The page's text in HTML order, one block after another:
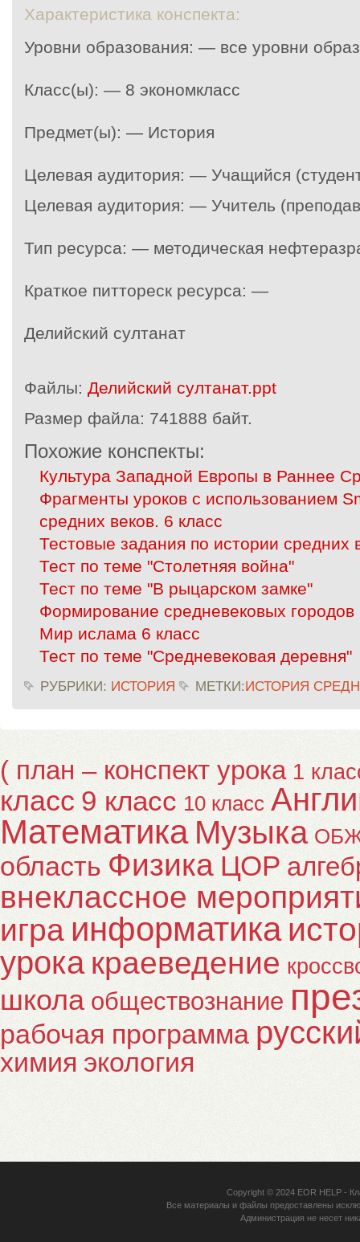
Характеристика конспекта:
Уровни образования: — все уровни
Класс(ы): — 8 экономкласс
Предмет(ы): — История
Целевая аудитория: — Учащийся
Целевая аудитория: — Учитель
Тип ресурса: — методическая
Краткое питтореск ресурса: —
Делийский султанат
Файлы: Делийский султанат.ppt
Размер файла: 741888 байт.
Похожие конспекты:
Культура Западной Европы в Раннее
Фрагменты уроков с использованием
средних веков. 6 класс
Тестовые задания по истории средних
Тест по теме "Столетняя война"
Тест по теме "В рыцарском замке"
Формирование средневековых городов
Мир ислама 6 класс
Тест по теме "Средневековая деревня"
РУБРИКИ: ИСТОРИЯ МЕТКИ:ИСТОРИЯ
( план – конспект урока 1
класс 9 класс 10 класс
Математика Музыка
область Физика ЦОР
внеклассное
игра информатика
урока краеведение
школа обществознание
рабочая программа
химия экология
Copyright © 2024 EOR HELP-
Все материалы и файлы предоставлены
Администрация не несет